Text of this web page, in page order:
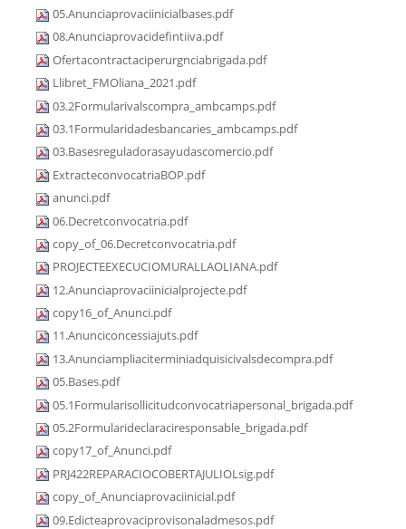
05.Anunciaprovaciinicialbases.pdf
08.Anunciaprovacidefintiiva.pdf
Ofertacontractaciperurgnciabrigada.pdf
Llibret_FMOliana_2021.pdf
03.2Formularivalscompra_ambcamps.pdf
03.1Formularidadesbancaries_ambcamps.pdf
03.Basesreguladorasayudascomercio.pdf
ExtracteconvocatriaBOP.pdf
anunci.pdf
06.Decretconvocatria.pdf
copy_of_06.Decretconvocatria.pdf
PROJECTEEXECUCIOMURALLAOLIANA.pdf
12.Anunciaprovaciinicialprojecte.pdf
copy16_of_Anunci.pdf
11.Anunciconcessiajuts.pdf
13.Anunciampliaciterminiadquisicivalsdecompra.pdf
05.Bases.pdf
05.1Formularisollicitudconvocatriapersonal_brigada.pdf
05.2Formularideclaraciresponsable_brigada.pdf
copy17_of_Anunci.pdf
PRJ422REPARACIOCOBERTAJULIOLsig.pdf
copy_of_Anunciaprovaciinicial.pdf
09.Edicteaprovaciprovisonaladmesos.pdf